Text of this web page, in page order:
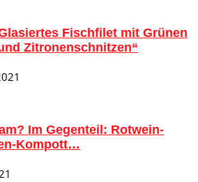
Fischfilet mit Grünen
Zitronenschnitzen“
Im Gegenteil: Rotwein-
Kompott…